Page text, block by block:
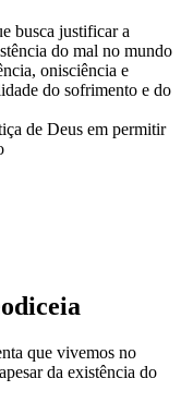
busca justificar a
do mal no mundo
onisciência e
do sofrimento e do
de Deus em permitir
que vivemos no
da existência do